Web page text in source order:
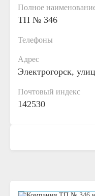
Полное
ТП № 346
Телефоны
Адрес
Электрогорск,
Почтовый индекс
142530